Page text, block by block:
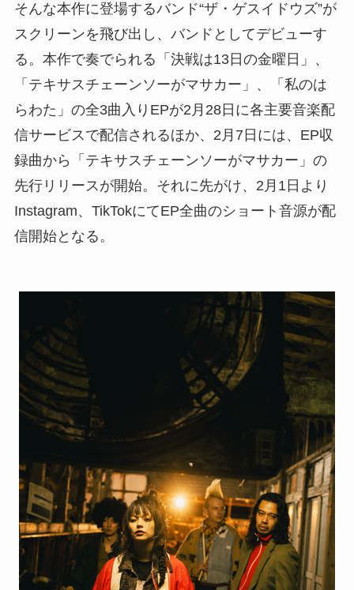
そんな本作に登場するバンド“ザ・ゲスイドウズ”が
スクリーンを飛び出し、バンドとしてデビューす
る。本作で奏でられる「決戦は13日の金曜日」、
「テキサスチェーンソーがマサカー」、「私のは
らわた」の全3曲入りEPが2月28日に各主要音楽配
信サービスで配信されるほか、2月7日には、EP収
録曲から「テキサスチェーンソーがマサカー」の
先行リリースが開始。それに先がけ、2月1日より
Instagram、TikTokにてEP全曲のショート音源が配
信開始となる。